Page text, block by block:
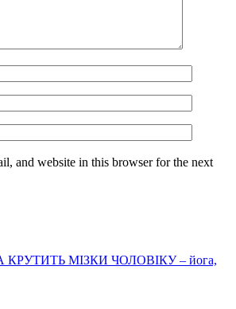
and website in this browser for the next
КРУТИТЬ МІЗКИ ЧОЛОВІКУ – йога,